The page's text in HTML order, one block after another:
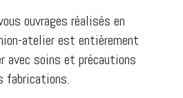
ouvrages réalisés en
atelier est entièrement
avec soins et précautions
fabrications.